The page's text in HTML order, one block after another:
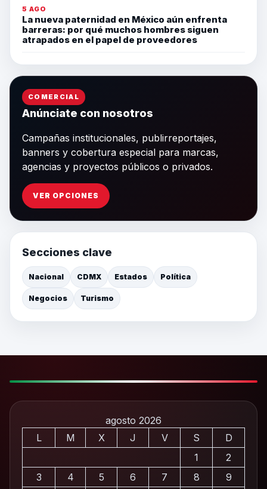
5 AGO
La nueva paternidad en México aún enfrenta
barreras: por qué muchos hombres siguen
atrapados en el papel de proveedores
COMERCIAL
Anúnciate con nosotros
Campañas institucionales, publirreportajes,
banners y cobertura especial para marcas,
agencias y proyectos públicos o privados.
VER OPCIONES
Secciones clave
Nacional CDMX Estados Política
Negocios Turismo
agosto 2026
L
M X J V S
D
1
2
3
4 5 6 7 8
9